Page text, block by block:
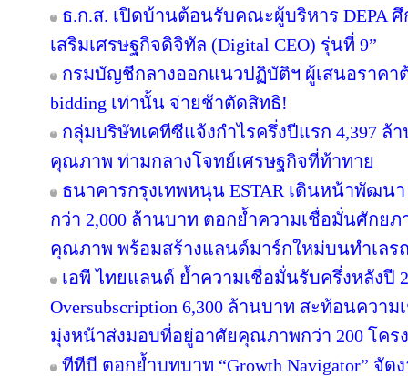
ธ.ก.ส. เปิดบ้านต้อนรับคณะผู้บริหาร DEPA
เสริมเศรษฐกิจดิจิทัล (Digital CEO) รุ่นที่ 9”
กรมบัญชีกลางออกแนวปฏิบัติฯ ผู้เสนอราคา
bidding เท่านั้น จ่ายช้าตัดสิทธิ!
กลุ่มบริษัทเคทีซีแจ้งกำไรครึ่งปีแรก 4,397 ล้
คุณภาพ ท่ามกลางโจทย์เศรษฐกิจที่ท้าทาย
ธนาคารกรุงเทพหนุน ESTAR เดินหน้าพัฒนา
กว่า 2,000 ล้านบาท ตอกย้ำความเชื่อมั่นศักย
คุณภาพ พร้อมสร้างแลนด์มาร์กใหม่บนทำเลร
เอพี ไทยแลนด์ ย้ำความเชื่อมั่นรับครึ่งหลังปี
Oversubscription 6,300 ล้านบาท สะท้อนคว
มุ่งหน้าส่งมอบที่อยู่อาศัยคุณภาพกว่า 200 โคร
ทีทีบี ตอกย้ำบทบาท “Growth Navigator” จัด